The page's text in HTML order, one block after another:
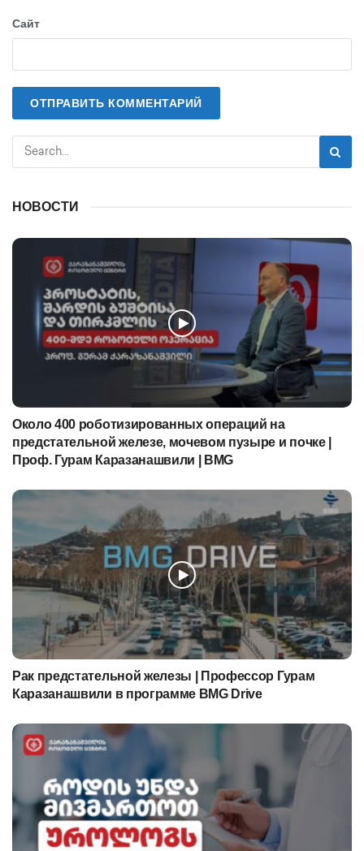
Сайт
НОВОСТИ
Около 400 роботизированных операций на
предстательной железе, мочевом пузыре и почке |
Проф. Гурам Каразанашвили | BMG
Рак предстательной железы | Профессор Гурам
Каразанашвили в программе BMG Drive